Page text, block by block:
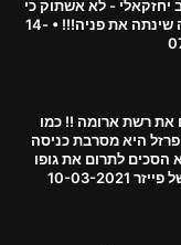
יחזקאלי - לא אשתוק כי
הרפואה שינתה את פניה!!! • 14-
את רשת ארומה !! כמו
היא מסרבת כניסה
הסכים לתרום את גופו
10-03-2021